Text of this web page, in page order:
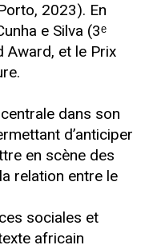
2023). En
e Silva (3ᵉ
Award, et le Prix
dans son
d’anticiper
en scène des
relation entre le
sociales et
africain